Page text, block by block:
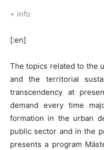
+ info
[:en]
The topics related to the
and the territorial
transcendency at
demand every time
formation in the urban
public sector and in the
presents a program